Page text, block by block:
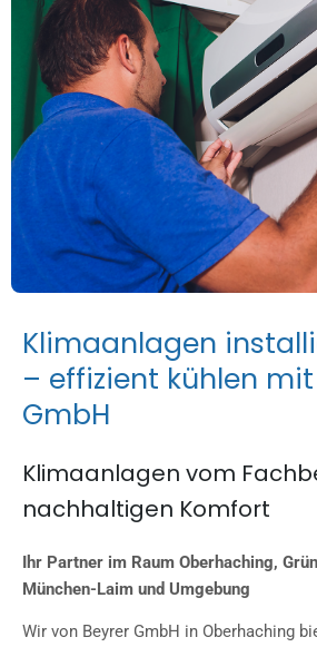
Klimaanlagen installi
– effizient kühlen mit
GmbH
Klimaanlagen vom
nachhaltigen Komfort
Ihr Partner im Raum Oberhaching,
München-Laim und Umgebung
Wir von Beyrer GmbH in Oberhaching